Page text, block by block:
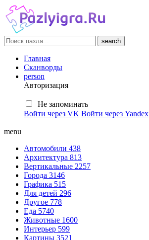
search
Главная
Сканворды
person
Авторизация
Не запоминать
Войти через VK Войти через Yandex
menu
Автомобили 438
Архитектура 813
Вертикальные 2257
Города 3146
Графика 515
Для детей 296
Другое 778
Еда 5740
Животные 1600
Интерьер 599
Картины 3521